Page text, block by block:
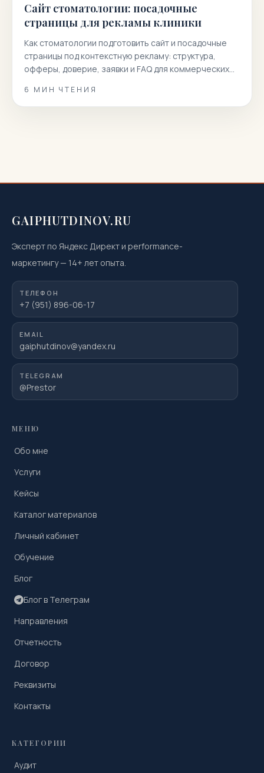
Сайт стоматологии: посадочные
страницы для рекламы клиники
Как стоматологии подготовить сайт и посадочные
страницы под контекстную рекламу: структура,
офферы, доверие, заявки и FAQ для коммерческих
6 МИН ЧТЕНИЯ
GAIPHUTDINOV.RU
Эксперт по Яндекс Директ и performance-
маркетингу— 14+ лет опыта.
ТЕЛЕФОН
+7 (951) 896-06-17
EMAIL
gaiphutdinov@yandex.ru
TELEGRAM
@Prestor
МЕНЮ
Обо мне
Услуги
Кейсы
Каталог материалов
Личный кабинет
Обучение
Блог
Блог в Телеграм
Направления
Отчетность
Договор
Реквизиты
Контакты
КАТЕГОРИИ
Аудит